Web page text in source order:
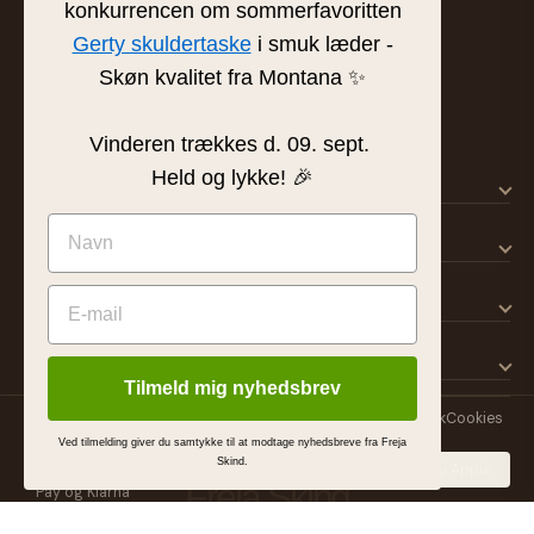
info@frejaskind.dk
CVR 12409036
KUNDESERVICE
OM FREJA
INSPIRATION
© 2026 Freja Skind ApSHandelsbetingelserPersondatapolitikCookies
MADE BY
Freja Skind
konkurrencen om sommerfavoritten
Gerty skuldertaskei smuk læder -
Skøn kvalitet fra Montana ✨
Vinderen trækkes d. 09. sept.
Held og lykke! 🎉
Tilmeld mig nyhedsbrev
Ved tilmelding giver du samtykke til at modtage nyhedsbreve fra Freja
Skind.